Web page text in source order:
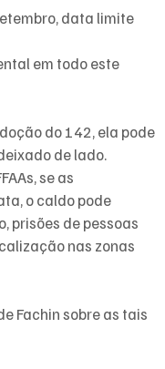
data limite
em todo este
do 142, ela pode
de lado.
se as
o caldo pode
prisões de pessoas
nas zonas
Fachin sobre as tais